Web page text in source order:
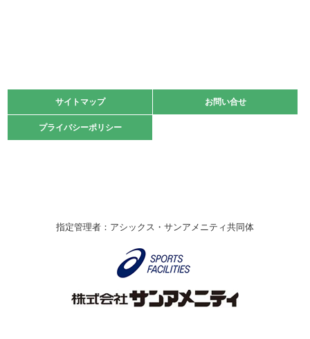
緑ケ丘体育館
2021.10.23
卓球選手権大会ラージボールの部開催☆
伊丹市総合体育大会 バレーボール大会が開催されました
なわとびイベントを開催しました！
サイトマップ お問い合せ
プライバシーポリシー
サイトマップ お問い合せ
プライバシーポリシー
指定管理者：アシックス・サンアメニティ共同体